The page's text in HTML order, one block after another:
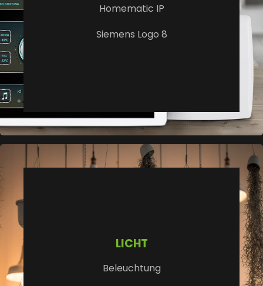
Homematic IP
Siemens Logo 8
LICHT
Beleuchtung